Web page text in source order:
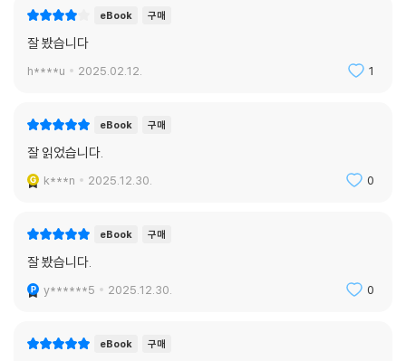
면 가장 말다운 것, 마사회 진입이다.
‘나’는 그곳에서 아주 잠시의 안락을 느낀다. 쉴 새 없이 달리기를 강요당하
는 삶 속에서 생각할 틈은 점점 밀폐된다. 주어지는 건 당근과 약물 그리고
열을 이탈하면, 레이스를 멈추면, 승리하지 못하면 어떻게 될까?
고기가 되지.
정신이 아찔했다. 비틀거리는 나를 보고 교관이 히죽 웃었다.
최고. 일등. 승리.
고기가 남지.
도대체 언제 끝맺어질까. 이 소설은 과연 환상소설이 맞을까.
eBook 구매
잘 봤습니다
h****u 2025.02.12. 1
eBook 구매
잘 읽었습니다.
k***n 2025.12.30. 0
eBook 구매
잘 봤습니다.
y******5 2025.12.30. 0
eBook 구매